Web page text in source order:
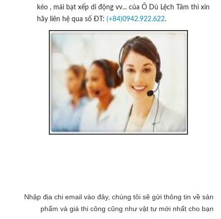
kéo , mái bạt xếp di động vv... của Ô Dù Lệch Tâm thì xin
hãy liên hệ qua số ĐT: (+84)0942.922.622.
Nhập địa chi email vào đây, chúng tôi sẽ gửi thông tin về sản
phẩm và giá thi công cũng như vật tư mới nhất cho bạn